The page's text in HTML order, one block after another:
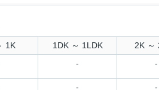
1K 1DK ～ 1LDK 2K ～
- -
- -